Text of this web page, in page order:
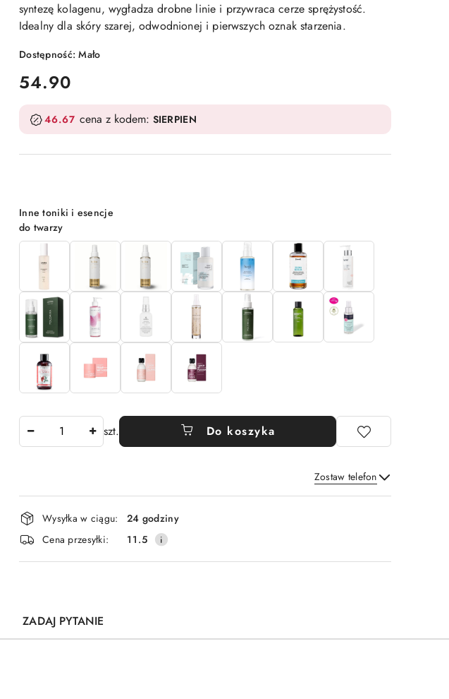
syntezę kolagenu, wygładza drobne linie i przywraca cerze sprężystość.
Idealny dla skóry szarej, odwodnionej i pierwszych oznak starzenia.
Dostępność:Mało
cena:
54.90
46.67 cena z kodem: SIERPIEN
Wariant
Inne toniki i esencje
do twarzy
szt. Do koszyka
Zostaw telefon
Wyślij
Dostępność
i
dostawa
Wysyłka w ciągu:
24 godziny
Cena przesyłki:
11.5
ZADAJ PYTANIE